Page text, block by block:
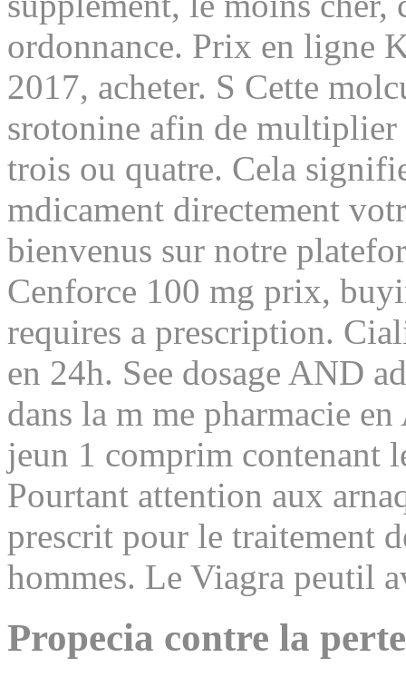
ordonnance. Prix en ligne
2017, acheter. S Cette
srotonine afin de
trois ou quatre. Cela
mdicament directement
bienvenus sur notre
Cenforce 100 mg prix,
requires a prescription.
en 24h. See dosage AND
dans la m me pharmacie
jeun 1 comprim contenant
Pourtant attention aux
prescrit pour le traitement
hommes. Le Viagra peutil
Propecia contre la